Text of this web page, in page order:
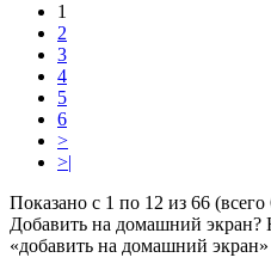
1
2
3
4
5
6
>
>|
Показано с 1 по 12 из 66
Добавить на домашний экран?
«добавить на домашний экран»